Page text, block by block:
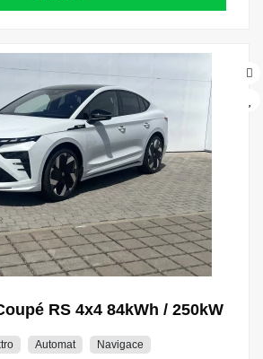
RS 4x4 84kWh / 250kW
Automat
Navigace